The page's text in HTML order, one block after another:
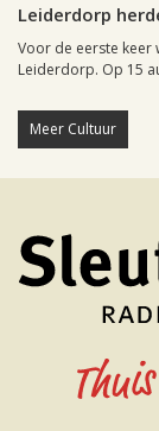
Leiderdorp
Voor de eerste keer
Leiderdorp. Op 15
Meer Cultuur